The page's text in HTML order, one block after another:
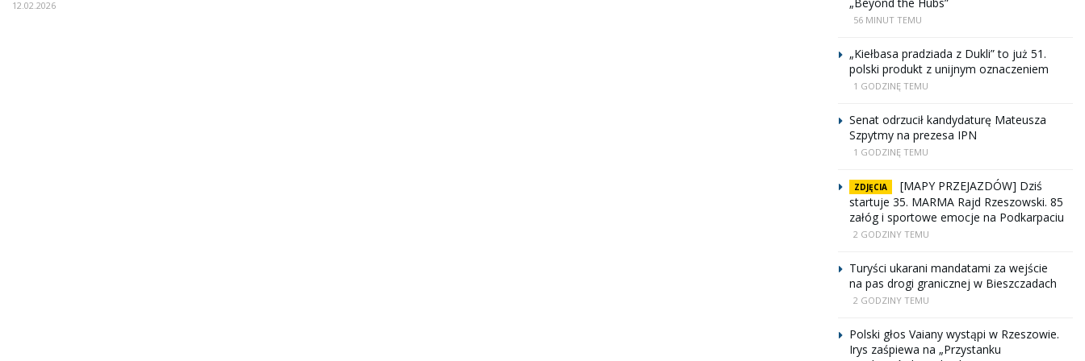
12.02.2026
56 MINUT TEMU
„Kiełbasa pradziada z Dukli” to już 51.
polski produkt z unijnym oznaczeniem
1 GODZINĘ TEMU
Senat odrzucił kandydaturę Mateusza
Szpytmy na prezesa IPN
1 GODZINĘ TEMU
ZDJĘCIA
[MAPY PRZEJAZDÓW] Dziś
startuje 35. MARMA Rajd Rzeszowski. 85
załóg i sportowe emocje na Podkarpaciu
2 GODZINY TEMU
Turyści ukarani mandatami za wejście
na pas drogi granicznej w Bieszczadach
2 GODZINY TEMU
Polski głos Vaiany wystąpi w Rzeszowie.
Irys zaśpiewa na „Przystanku